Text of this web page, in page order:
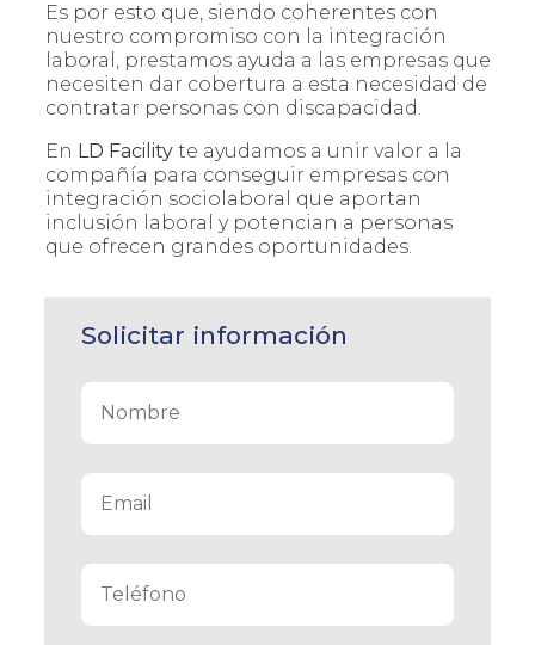
Solicitar información
Es por esto que, siendo coherentes con
nuestro compromiso con la integración
laboral, prestamos ayuda a las empresas que
necesiten dar cobertura a esta necesidad de
contratar personas con discapacidad.
En LD Facility te ayudamos a unir valor a la
compañía para conseguir empresas con
integración sociolaboral que aportan
inclusión laboral y potencian a personas
que ofrecen grandes oportunidades.